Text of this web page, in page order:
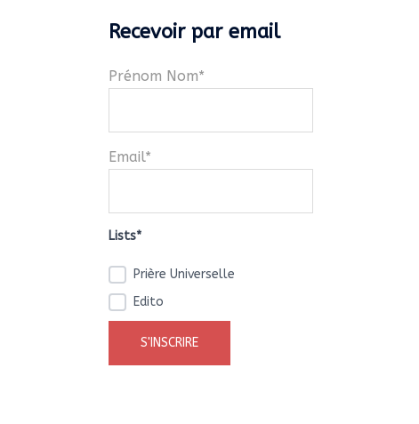
Recevoir par email
Prénom Nom*
Email*
Lists*
Prière Universelle
Edito